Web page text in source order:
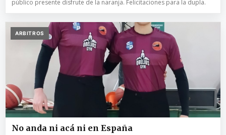
público presente disfrute de la naranja. Felicitaciones para la dupla.
ARBITROS
No anda ni acá ni en España